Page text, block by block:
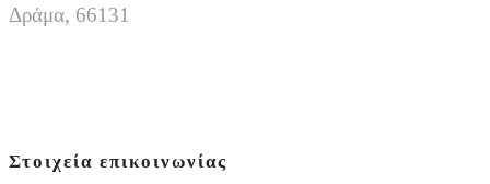
Δράμα, 66131
Στοιχεία επικοινωνίας